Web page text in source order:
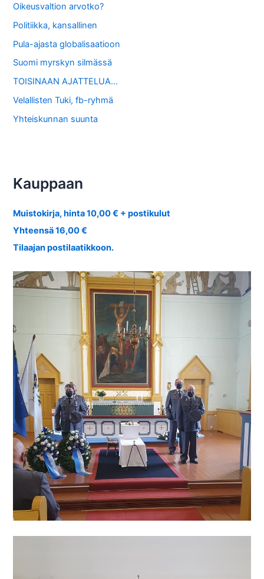
Oikeusvaltion arvotko?
Politiikka, kansallinen
Pula-ajasta globalisaatioon
Suomi myrskyn silmässä
TOISINAAN AJATTELUA…
Velallisten Tuki, fb-ryhmä
Yhteiskunnan suunta
Kauppaan
Muistokirja, hinta 10,00 € + postikulut
Yhteensä 16,00 €
Tilaajan postilaatikkoon.